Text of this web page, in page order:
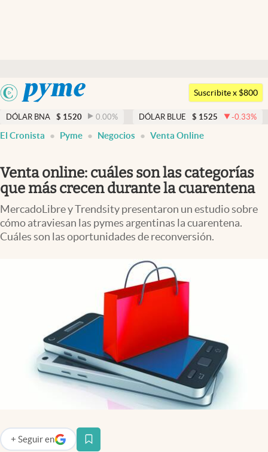
Argentina
Uruguay
Members
Economía y Política
Finanzas y Mercados
Negocios
Columnistas
Otras secciones
Mundial 2026
Eventos Corporativos
abre en nueva pestaña
Argentina
Suscribite x $800
DÓLAR BNA $ 1520 0.00% DÓLAR BLUE $ 1525 -0.33%
El Cronista Pyme Negocios Venta Online
Venta online: cuáles son las categorías
que más crecen durante la cuarentena
MercadoLibre y Trendsity presentaron un estudio sobre
cómo atraviesan las pymes argentinas la cuarentena.
Cuáles son las oportunidades de reconversión.
+ Seguir en
abre en nueva pestaña